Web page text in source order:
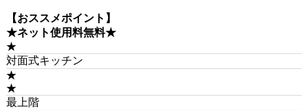
【おススメポイント】
★ネット使用料無料★
★
対面式キッチン
★
★
最上階